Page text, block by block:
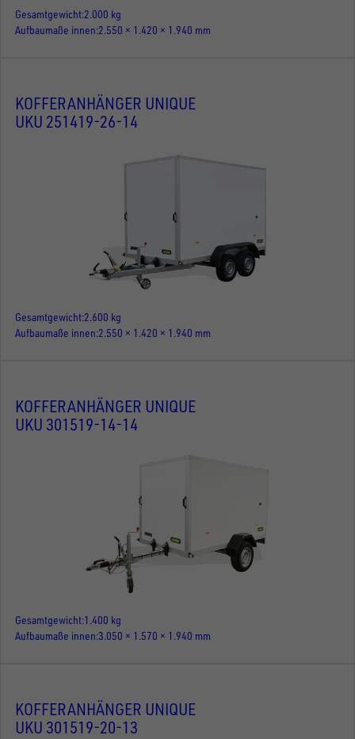
Gesamtgewicht 2.000 kg
Aufbaumaße innen 2.550 × 1.420 × 1.940 mm
KOFFERANHÄNGER UNIQUE
UKU 251419-26-14
Gesamtgewicht 2.600 kg
Aufbaumaße innen 2.550 × 1.420 × 1.940 mm
KOFFERANHÄNGER UNIQUE
UKU 301519-14-14
Gesamtgewicht 1.400 kg
Aufbaumaße innen 3.050 × 1.570 × 1.940 mm
KOFFERANHÄNGER UNIQUE
UKU 301519-20-13